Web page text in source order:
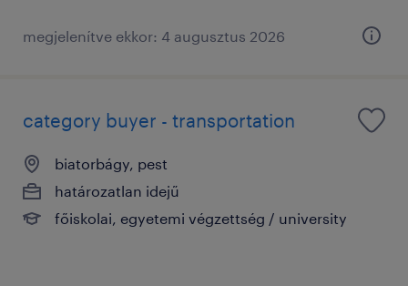
megjelenítve ekkor: 4 augusztus 2026
category buyer - transportation
biatorbágy, pest
határozatlan idejű
főiskolai, egyetemi végzettség / university